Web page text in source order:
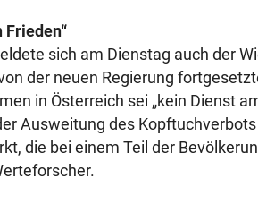
sich am Dienstag auch der
der neuen Regierung
in Österreich sei „kein Dienst
Ausweitung des Kopftuchverbots
die bei einem Teil der